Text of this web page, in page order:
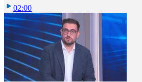
02:00